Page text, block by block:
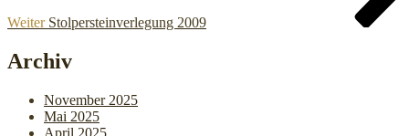
Weiter Stolpersteinverlegung 2009
Archiv
November 2025
Mai 2025
April 2025